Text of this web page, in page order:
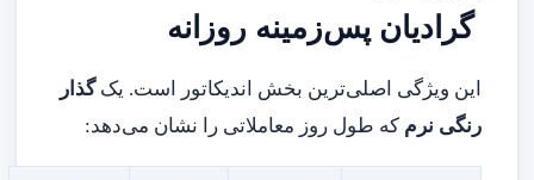
گرادیان پس‌زمینه روزانه
این ویژگی اصلی‌ترین بخش اندیکاتور است. یکگذار
رنگی نرم که طول روز معاملاتی را نشان می‌دهد: